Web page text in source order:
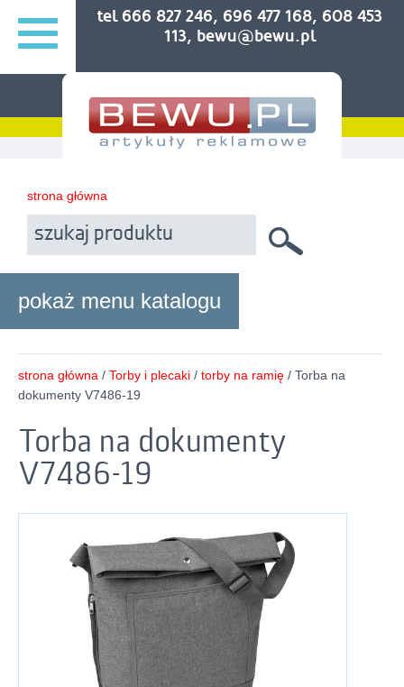
tel 666 827 246, 696 477 168, 608 453
113, bewu@bewu.pl
strona główna
pokaż menu katalogu
strona główna / Torby i plecaki / torby na ramię / Torba na
dokumenty V7486-19
Torba na dokumenty
V7486-19